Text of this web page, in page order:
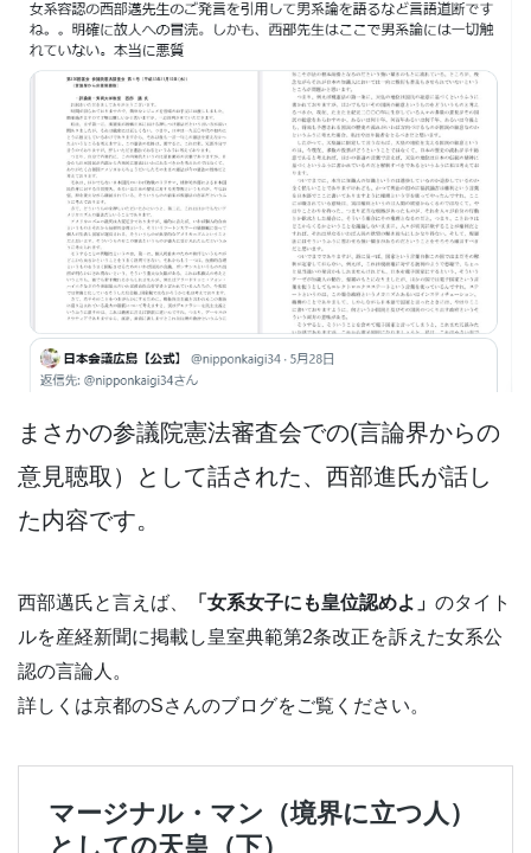
まさかの参議院憲法審査会での(言論界からの
意見聴取）として話された、西部進氏が話し
た内容です。
西部邁氏と言えば、 「女系女子にも皇位認めよ」 のタイト
ルを産経新聞に掲載し皇室典範第2条改正を訴えた女系公
認の言論人。
詳しくは京都のSさんのブログをご覧ください。